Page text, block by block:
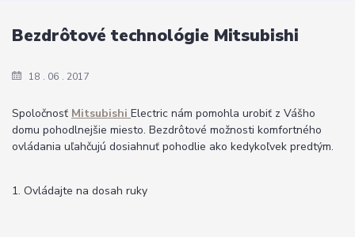
18 06 2017
Bezdrôtové technológie Mitsubishi
Spoločnosť Mitsubishi Electric nám pomohla urobiť z Vášho
domu pohodlnejšie miesto. Bezdrôtové možnosti komfortného
ovládania uľahčujú dosiahnuť pohodlie ako kedykoľvek predtým.
1. Ovládajte na dosah ruky